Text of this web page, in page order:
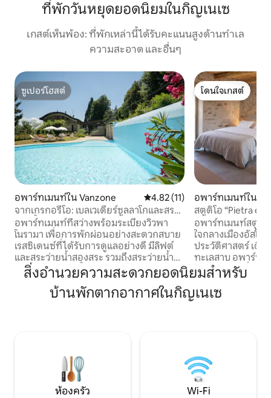
ที่พักวันหยุดยอดนิยมในกิญเนเซ
เกสต์เห็นพ้อง: ที่พักเหล่านี้ได้รับคะแนนสูงด้านทำเล
ความสะอาด และอื่นๆ
ซูเปอร์โฮสต์
ซูเปอร์โฮสต์
อพาร์ทเมนท์ใน Vanzone คะแนนเฉลี่ย 4.82 จาก 5, 11 รีวิว
4.82 (11)
จากเกรกอรีโอ: เบลเวเดียร์ซูลลาโกและสระ
ว่ายน้ำ
อพาร์ทเมนท์ที่สว่างพร้อมระเบียงวิวพา
โนรามา เพื่อการพักผ่อนอย่างสะดวกสบาย
เรสซิเดนซ์ที่ได้รับการดูแลอย่างดี มีลิฟต์
และสระว่ายน้ำสองสระ รวมถึงสระว่ายน้ำที่
มีวิวพาโนรามา (ตั้งแต่เดือนมิถุนายนถึง
กันยายน) ในหนึ่งในสถานที่ที่สวยที่สุดของ
ทะเลสาบ บ้านมีสองชั้น: ชั้นล่างมีระเบียงที่
ใกล้กับ A.S.D. Golf Club Alpino di Stresa
โดนใจเกสต์
โดนใจเกสต์
อพาร์ทเมนท์ใน อัส
สตูดิโอ “Pietra e
อพาร์ทเมนท์สตูดิ
ใจกลางเมืองอัสโ
ประวัติศาสตร์ เดิน
ทะเลสาบ อพาร์ท
การปรับปรุงที่เน้น
เป็นของแท้ อยู่บน
เอกลักษณ์แบบติชิ
บ้านพร้อมน้ำพุที่ใ
สิ่งอำนวยความสะดวกยอดนิยมสำหรับ
บ้านพักตากอากาศในกิญเนเซ
ห้องครัว Wi-Fi